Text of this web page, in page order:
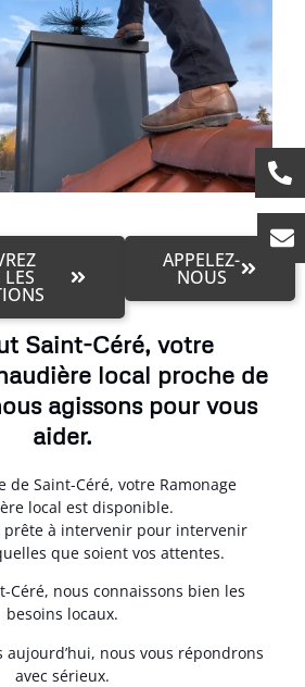
APPELEZ-
NOUS
Saint-Céré, votre
local proche de
agissons pour vous
aider.
de Saint-Céré, votre Ramonage
local est disponible.
prête à intervenir pour intervenir
que soient vos attentes.
Céré, nous connaissons bien les
besoins locaux.
aujourd’hui, nous vous répondrons
avec sérieux.